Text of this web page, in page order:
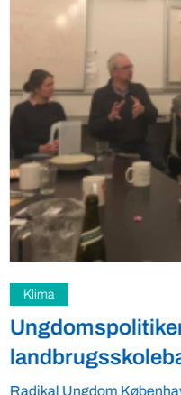
Klima
Radikal Ungdom